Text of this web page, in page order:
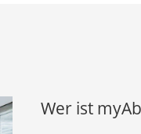
Wer ist